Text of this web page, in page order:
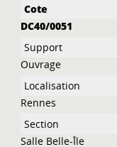
DC40/0051
Ouvrage
Rennes
Salle Belle-Île